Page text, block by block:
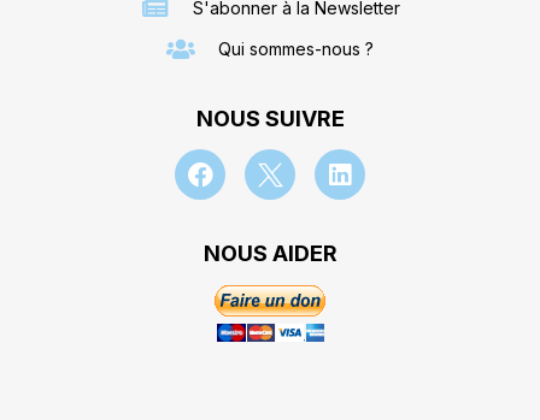
S'abonner à la Newsletter
Qui sommes-nous ?
NOUS SUIVRE
NOUS AIDER